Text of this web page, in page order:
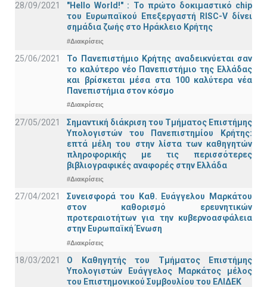
28/09/2021
"Hello World!" : Το πρώτο δοκιμαστικό chip
του Ευρωπαϊκού Επεξεργαστή RISC-V δίνει
σημάδια ζωής στο Ηράκλειο Κρήτης
#Διακρίσεις
25/06/2021
Το Πανεπιστήμιο Κρήτης αναδεικνύεται σαν
το καλύτερο νέο Πανεπιστήμιο της Ελλάδας
και βρίσκεται μέσα στα 100 καλύτερα νέα
Πανεπιστήμια στον κόσμο
#Διακρίσεις
27/05/2021
Σημαντική διάκριση του Τμήματος Επιστήμης
Υπολογιστών του Πανεπιστημίου Κρήτης:
επτά μέλη του στην λίστα των καθηγητών
πληροφορικής με τις περισσότερες
βιβλιογραφικές αναφορές στην Ελλάδα
#Διακρίσεις
27/04/2021
Συνεισφορά του Καθ. Ευάγγελου Μαρκάτου
στον καθορισμό ερευνητικών
προτεραιοτήτων για την κυβερνοασφάλεια
στην Ευρωπαϊκή Ένωση
#Διακρίσεις
18/03/2021
Ο Καθηγητής του Τμήματος Επιστήμης
Υπολογιστών Ευάγγελος Μαρκάτος μέλος
του Επιστημονικού Συμβουλίου του ΕΛΙΔΕΚ